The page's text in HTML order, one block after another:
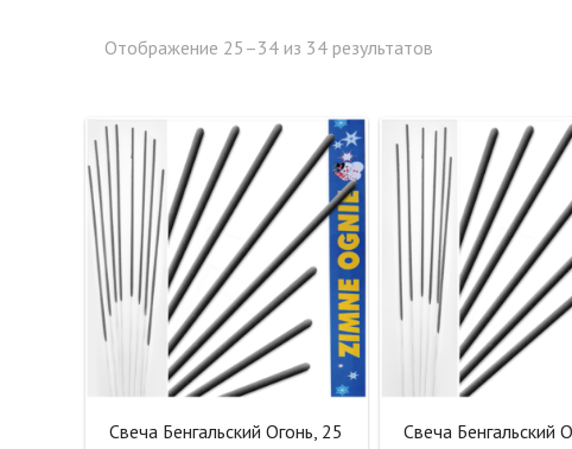
Отображение 25–34 из 34 результатов
Свеча Бенгальский Огонь, 25
Свеча Бенгальский